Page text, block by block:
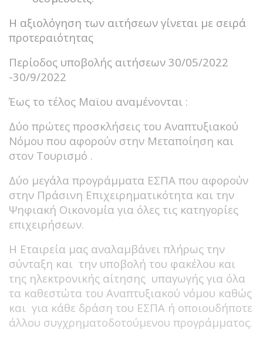
Η αξιολόγηση των αιτήσεων γίνεται με σειρά
προτεραιότητας
Περίοδος υποβολής αιτήσεων 30/05/2022
-30/9/2022
Έως το τέλος Μαϊου αναμένονται :
Δύο πρώτες προσκλήσεις του Αναπτυξιακού
Νόμου που αφορούν στην Μεταποίηση και
στον Τουρισμό .
Δύο μεγάλα προγράμματα ΕΣΠΑ που αφορούν
στην Πράσινη Επιχειρηματικότητα και την
Ψηφιακή Οικονομία για όλες τις κατηγορίες
επιχειρήσεων.
Η Εταιρεία μας αναλαμβάνει πλήρως την
σύνταξη και την υποβολή του φακέλου και
της ηλεκτρονικής αίτησης υπαγωγής για όλα
τα καθεστώτα του Αναπτυξιακού νόμου καθώς
και για κάθε δράση του ΕΣΠΑ ή οποιουδήποτε
άλλου συγχρηματοδοτούμενου προγράμματος.